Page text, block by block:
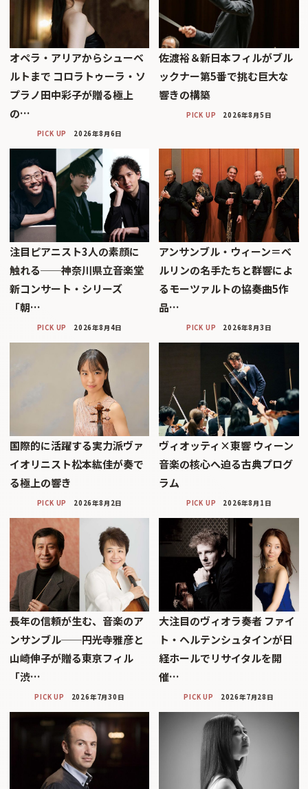
オペラ・アリアからシューベ
ルトまで コロラトゥーラ・ソ
プラノ田中彩子が贈る極上
の…
PICK UP 2026年8月6日
佐渡裕＆新日本フィルがブル
ックナー第5番で挑む巨大な
響きの構築
PICK UP 2026年8月5日
注目ピアニスト3人の素顔に
触れる──神奈川県立音楽堂
新コンサート・シリーズ
「朝…
PICK UP 2026年8月4日
アンサンブル・ウィーン＝ベ
ルリンの名手たちと群響によ
るモーツァルトの協奏曲5作
品…
PICK UP 2026年8月3日
国際的に活躍する実力派ヴァ
イオリニスト松本紘佳が奏で
る極上の響き
PICK UP 2026年8月2日
ヴィオッティ×東響 ウィーン
音楽の核心へ迫る古典プログ
ラム
PICK UP 2026年8月1日
長年の信頼が生む、音楽のア
ンサンブル──円光寺雅彦と
山崎伸子が贈る東京フィル
「渋…
PICK UP 2026年7月30日
大注目のヴィオラ奏者 ファイ
ト・ヘルテンシュタインが日
経ホールでリサイタルを開
催…
PICK UP 2026年7月28日